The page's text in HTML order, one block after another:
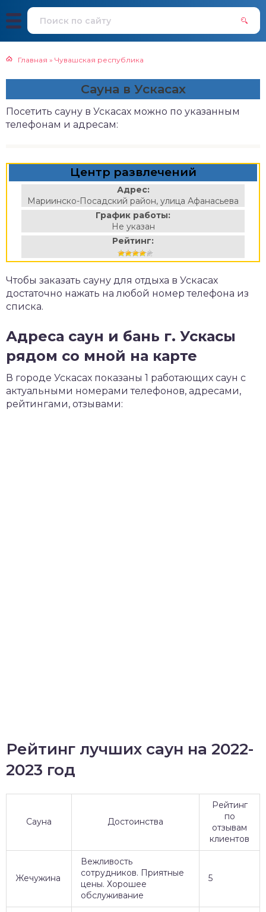
Главная » Чувашская республика
Сауна в Ускасах
Посетить сауну в Ускасах можно по указанным
телефонам и адресам:
Центр развлечений
Адрес:
Мариинско-Посадский район, улица Афанасьева
График работы:
Не указан
Рейтинг:
Чтобы заказать сауну для отдыха в Ускасах
достаточно нажать на любой номер телефона из
списка.
Адреса саун и бань г. Ускасы
рядом со мной на карте
В городе Ускасах показаны 1 работающих саун с
актуальными номерами телефонов, адресами,
рейтингами, отзывами:
Рейтинг лучших саун на 2022-
2023 год
Сауна Достоинства
Рейтинг
по
отзывам
клиентов
Жечужина
Вежливость
сотрудников. Приятные
цены. Хорошее
обслуживание
5